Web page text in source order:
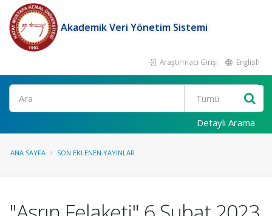
Akademik Veri Yönetim Sistemi
Araştırmacı Girişi English
Ara
Detaylı Arama
ANA SAYFA SON EKLENEN YAYINLAR